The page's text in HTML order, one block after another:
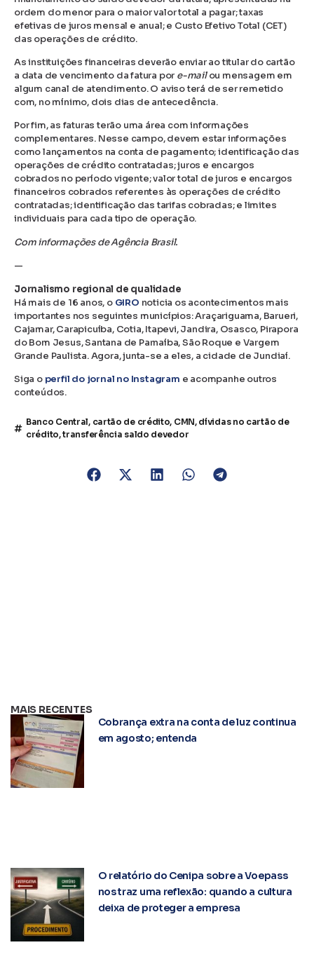
ordem do menor para o maior valor total a pagar; taxas
efetivas de juros mensal e anual; e Custo Efetivo Total (CET)
das operações de crédito.
As instituições financeiras deverão enviar ao titular do cartão
a data de vencimento da fatura por e-mailou mensagem em
algum canal de atendimento. O aviso terá de ser remetido
com, no mínimo, dois dias de antecedência.
Por fim, as faturas terão uma área com informações
complementares. Nesse campo, devem estar informações
como lançamentos na conta de pagamento; identificação das
operações de crédito contratadas; juros e encargos
cobrados no período vigente; valor total de juros e encargos
financeiros cobrados referentes às operações de crédito
contratadas; identificação das tarifas cobradas; e limites
individuais para cada tipo de operação.
Com informações de Agência Brasil.
—
Jornalismo regional de qualidade
Há mais de 16 anos, o GIRO noticia os acontecimentos mais
importantes nos seguintes municípios: Araçariguama, Barueri,
Cajamar, Carapicuíba, Cotia, Itapevi, Jandira, Osasco, Pirapora
do Bom Jesus, Santana de Parnaíba, São Roque e Vargem
Grande Paulista. Agora, junta-se a eles, a cidade de Jundiaí.
Siga o perfil do jornal no Instagram e acompanhe outros
conteúdos.
Banco Central, cartão de crédito, CMN, dívidas no cartão de
crédito,transferência saldo devedor
MAIS RECENTES
Cobrança extra na conta de luz continua
em agosto; entenda
O relatório do Cenipa sobre a Voepass
nos traz uma reflexão: quando a cultura
deixa de proteger a empresa